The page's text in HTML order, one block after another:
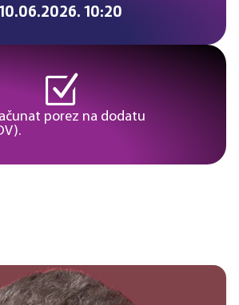
10:20
Z
porez na dodatu